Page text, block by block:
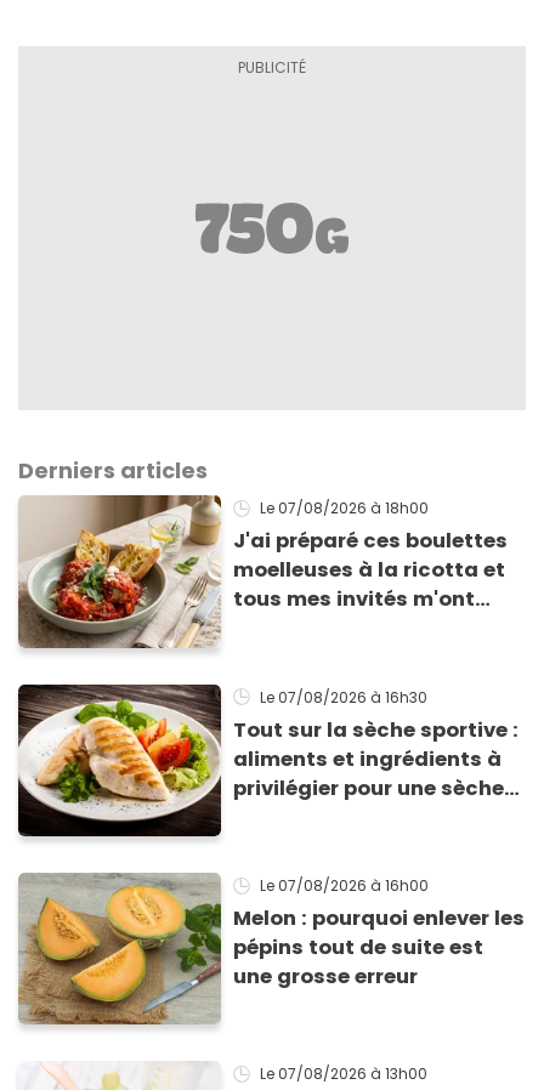
Derniers articles
Le 07/08/2026 à 18h00
J'ai préparé ces boulettes
moelleuses à la ricotta et
tous mes invités m'ont
Le 07/08/2026 à 16h30
Tout sur la sèche sportive :
aliments et ingrédients à
privilégier pour une sèche
Le 07/08/2026 à 16h00
Melon : pourquoi enlever les
pépins tout de suite est
une grosse erreur
Le 07/08/2026 à 13h00